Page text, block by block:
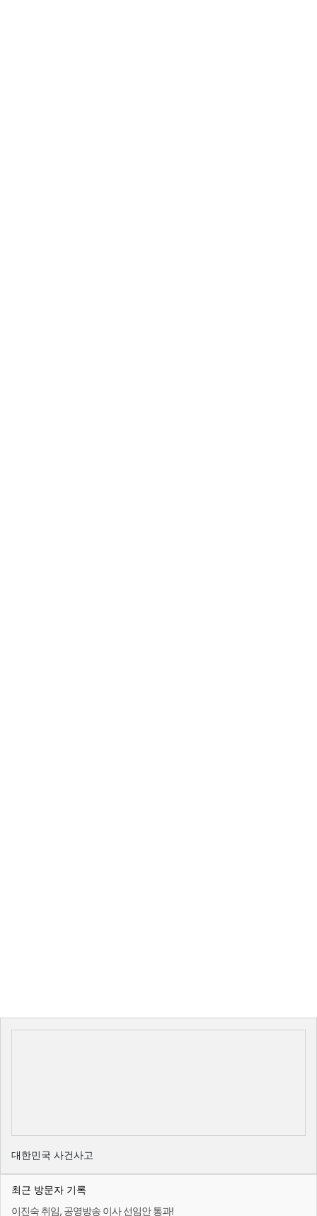
대한민국 사건사고
최근 방문자 기록
이진숙 취임, 공영방송 이사 선임안 통과!